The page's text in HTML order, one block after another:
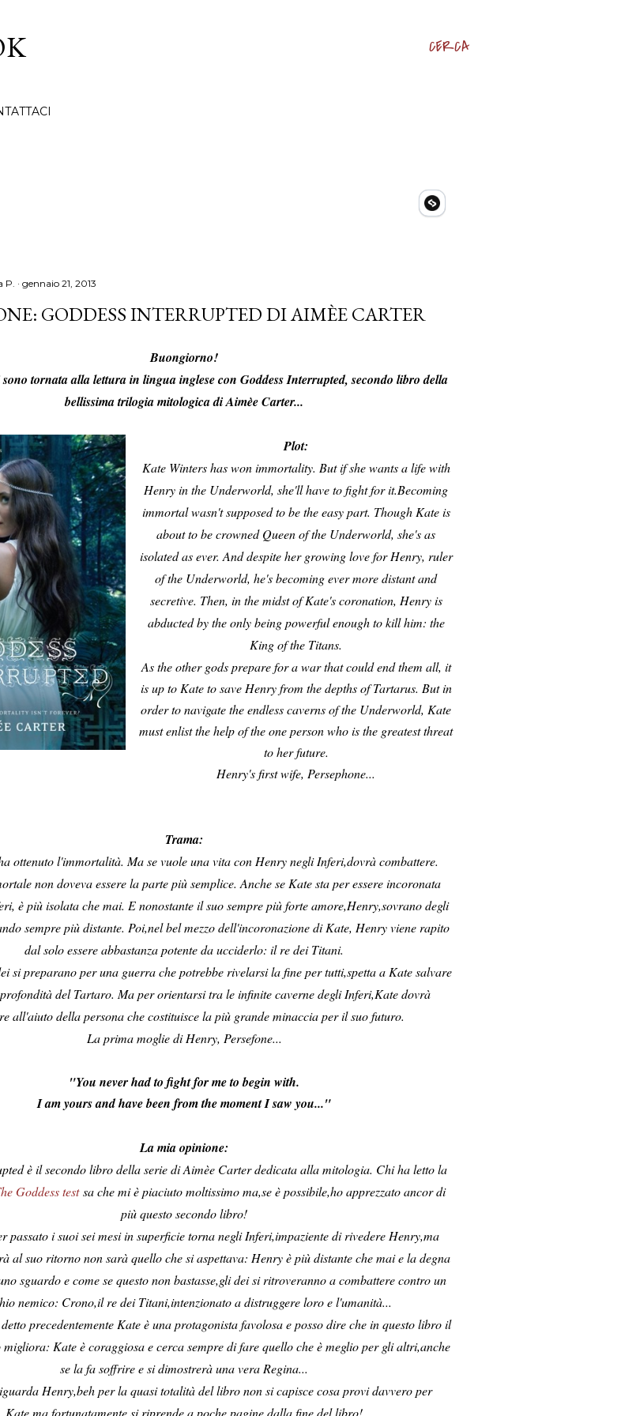
CERCA
P. gennaio 21, 2013
GODDESS INTERRUPTED DI AIMÈE CARTER
Buongiorno!
tornata alla lettura in lingua inglese con Goddess Interrupted, secondo libro della
bellissima trilogia mitologica di Aimèe Carter...
Plot:
Kate Winters has won immortality. But if she wants a life with
Henry in the Underworld, she'll have to fight for it.Becoming
immortal wasn't supposed to be the easy part. Though Kate is
about to be crowned Queen of the Underworld, she's as
isolated as ever. And despite her growing love for Henry, ruler
of the Underworld, he's becoming ever more distant and
secretive. Then, in the midst of Kate's coronation, Henry is
abducted by the only being powerful enough to kill him: the
King of the Titans.
As the other gods prepare for a war that could end them all, it
is up to Kate to save Henry from the depths of Tartarus. But in
order to navigate the endless caverns of the Underworld, Kate
must enlist the help of the one person who is the greatest threat
to her future.
Henry's first wife, Persephone...
Trama:
ottenuto l'immortalità. Ma se vuole una vita con Henry negli Inferi,dovrà combattere.
non doveva essere la parte più semplice. Anche se Kate sta per essere incoronata
è più isolata che mai. E nonostante il suo sempre più forte amore,Henry,sovrano degli
sempre più distante. Poi,nel bel mezzo dell'incoronazione di Kate, Henry viene rapito
dal solo essere abbastanza potente da ucciderlo: il re dei Titani.
si preparano per una guerra che potrebbe rivelarsi la fine per tutti,spetta a Kate salvare
del Tartaro. Ma per orientarsi tra le infinite caverne degli Inferi,Kate dovrà
all'aiuto della persona che costituisce la più grande minaccia per il suo futuro.
La prima moglie di Henry, Persefone...
"You never had to fight for me to begin with.
I am yours and have been from the moment I saw you..."
La mia opinione:
è il secondo libro della serie di Aimèe Carter dedicata alla mitologia. Chi ha letto la
Goddess testsa che mi è piaciuto moltissimo ma,se è possibile,ho apprezzato ancor di
più questo secondo libro!
passato i suoi sei mesi in superficie torna negli Inferi,impaziente di rivedere Henry,ma
al suo ritorno non sarà quello che si aspettava: Henry è più distante che mai e la degna
sguardo e come se questo non bastasse,gli dei si ritroveranno a combattere contro un
nemico: Crono,il re dei Titani,intenzionato a distruggere loro e l'umanità...
precedentemente Kate è una protagonista favolosa e posso dire che in questo libro il
migliora: Kate è coraggiosa e cerca sempre di fare quello che è meglio per gli altri,anche
se la fa soffrire e si dimostrerà una vera Regina...
Henry,beh per la quasi totalità del libro non si capisce cosa provi davvero per
Kate,ma fortunatamente si riprende a poche pagine dalla fine del libro!